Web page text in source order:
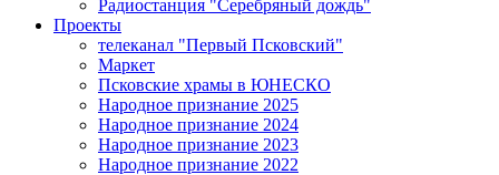
Радиостанция "Серебряный дождь"
Проекты
телеканал "Первый Псковский"
Маркет
Псковские храмы в ЮНЕСКО
Народное признание 2025
Народное признание 2024
Народное признание 2023
Народное признание 2022